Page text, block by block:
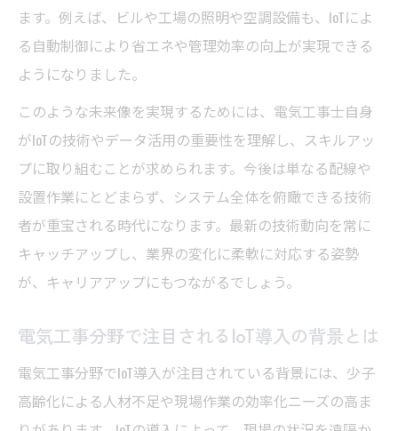
IoTを活用した電気工事の設計と施工のポイ
IoT電気工事に必要なスキルと資格取得の重
要性
電気工事士がIoT導入で変わる働き方
IoT導入で変化する電気工事士の働き方と新
常識
実感
IoTで実現する電気工事士の業務負担軽減策
とは
ます。例えば、ビルや工場の照明や空調設備も、IoTによ
る自動制御により省エネや管理効率の向上が実現できる
ようになりました。
このような未来像を実現するためには、電気工事士自身
がIoTの技術やデータ活用の重要性を理解し、スキルアッ
プに取り組むことが求められます。今後は単なる配線や
設置作業にとどまらず、システム全体を俯瞰できる技術
者が重宝される時代になります。最新の技術動向を常に
キャッチアップし、業界の変化に柔軟に対応する姿勢
が、キャリアアップにもつながるでしょう。
電気工事分野で注目されるIoT導入の背景とは
電気工事分野でIoT導入が注目されている背景には、少子
高齢化による人材不足や現場作業の効率化ニーズの高ま